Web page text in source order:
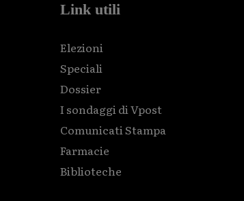
Link utili
Elezioni
Speciali
Dossier
I sondaggi di Vpost
Comunicati Stampa
Farmacie
Biblioteche